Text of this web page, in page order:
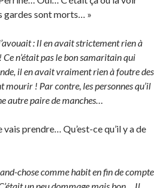
sont morts… »
: Il en avait strictement rien à
n’était pas le bon samaritain qui
il en avait vraiment rien à foutre des
mourir ! Par contre, les personnes qu’il
autre paire de manches…
vais prendre… Qu’est-ce qu’il y a de
chose comme habit en fin de compte